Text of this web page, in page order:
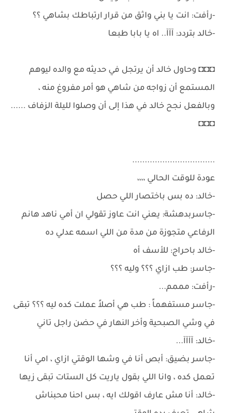
-رأفت: انت يا بني واثق من قرار ارتباطك بشاهي ؟؟
-خالد بتردد: آآآ.. اه يا بابا طبعا
◘◘◘ وحاول خالد أن يرتجل في حديثه مع والده ليوهم
المستمع أن زواجه من شاهي هو أمر مفروغ منه ،
وبالفعل نجح خالد في هذا إلى أن وصلوا لليلة الزفاف ......
◘◘◘
.................................
عودة للوقت الحالي ،،،،
-خالد: ده بس باختصار اللي حصل
-جاسربدهشة: يعني انت عاوز تقولي ان أمي ناهد هانم
الرفاعي متجوزة من مدة من اللي اسمه عدلي ده
-خالد باحراج: للأسف أه
-جاسر: طب ازاي ؟؟؟ وليه ؟؟؟
-رأفت: مممم...
-جاسر مستفهماً : طب هي أصلاً عملت كده ليه ؟؟؟ تبقى
في وشي الصبحية وأخر النهار في حضن راجل تاني
-خالد: آآآآ...
-جاسر بضيق: أبص أنا في وشها الوقتي ازاي ، امي أنا
تعمل كده ، وانا اللي بقول ياريت كل الستات تبقى زيها
-خالد: أنا مش عارف اقولك ايه ، بس احنا محبناش